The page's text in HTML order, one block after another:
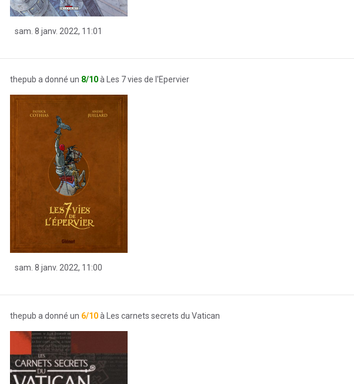
sam. 8 janv. 2022, 11:01
thepub a donné un 8/10à Les 7 vies de l'Epervier
sam. 8 janv. 2022, 11:00
thepub a donné un 6/10à Les carnets secrets du Vatican